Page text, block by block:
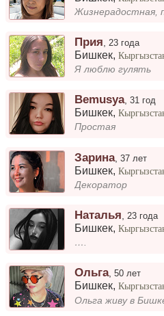
Прия 23 года
Бишкек,
Я люблю гулять
Bemusya,31 год
Бишкек,
Простая
Зарина,37 лет
Бишкек,
Декоратор
Наталья 23 года
Бишкек,
….
Ольга,50 лет
Бишкек,
Ольга живу в